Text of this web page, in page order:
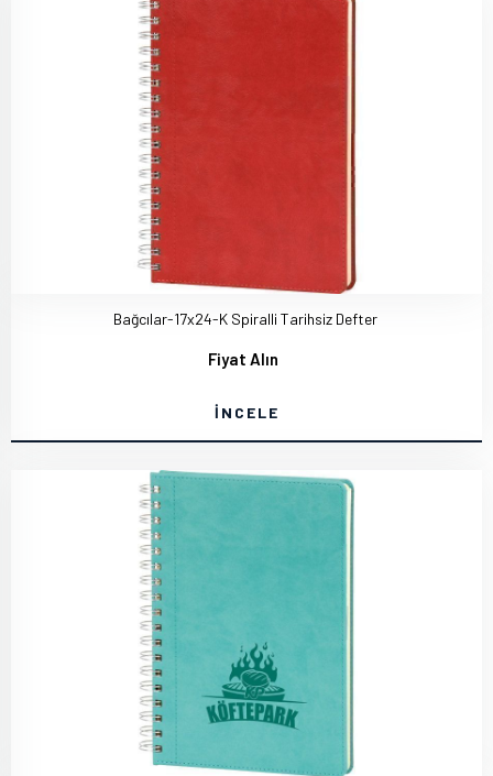
Bağcılar-17x24-K Spiralli Tarihsiz Defter
Fiyat Alın
İNCELE